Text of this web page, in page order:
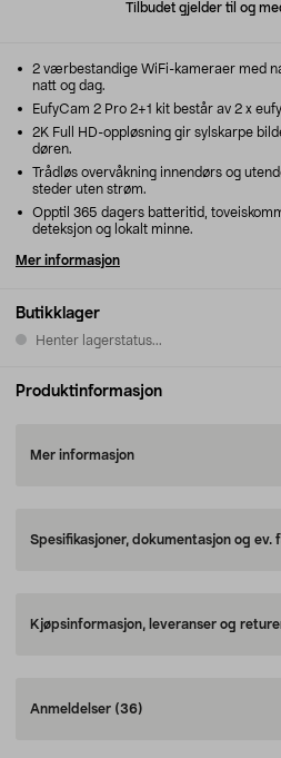
Tilbudet gjelder til og
Butikklager
Henter lagerstatus...
2 værbestandige WiFi-kameraer med
natt og dag.
EufyCam 2 Pro 2+1 kit består av 2 x
2K Full HD-oppløsning gir sylskarpe
døren.
Trådløs overvåkning innendørs og
steder uten strøm.
Opptil 365 dagers batteritid,
deteksjon og lokalt minne.
Mer informasjon
Produktinformasjon
Mer informasjon
Spesifikasjoner, dokumentasjon og ev.
Kjøpsinformasjon, leveranser og
Anmeldelser (36)